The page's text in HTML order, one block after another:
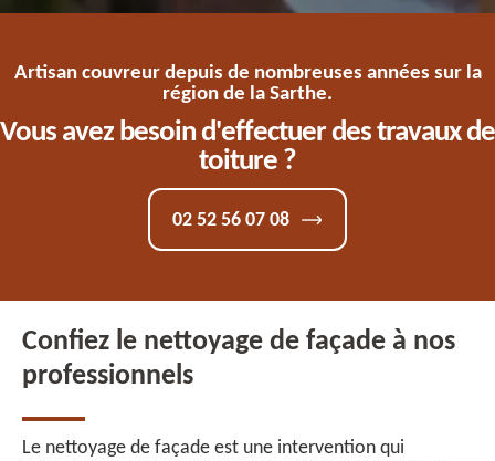
Artisan couvreur depuis de nombreuses années sur la
région de la Sarthe.
Vous avez besoin d'effectuer des travaux de
toiture ?
02 52 56 07 08
Confiez le nettoyage de façade à nos
professionnels
Le nettoyage de façade est une intervention qui